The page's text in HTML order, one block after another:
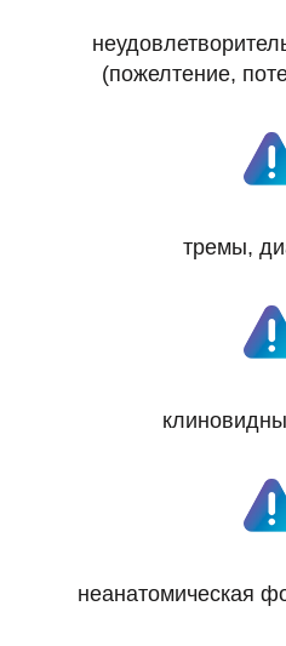
(пожелтение,
тремы,
неанатомическая